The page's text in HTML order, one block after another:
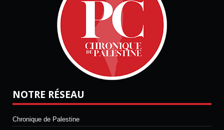
NOTRE RÉSEAU
Chronique de Palestine